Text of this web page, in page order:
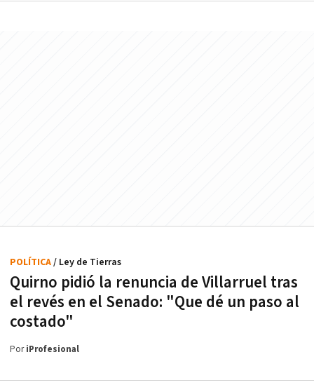
Quirno pidió la renuncia de Villarruel tras
el revés en el Senado: "Que dé un paso al
costado"
POLÍTICA/ Ley de Tierras
PoriProfesional